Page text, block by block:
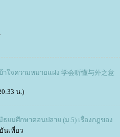
าใจความหมายแฝง 学会听懂与外之意
น.)
ยมศึกษาตอนปลาย (ม.5) เรื่องกฎของ
นเที่ยว